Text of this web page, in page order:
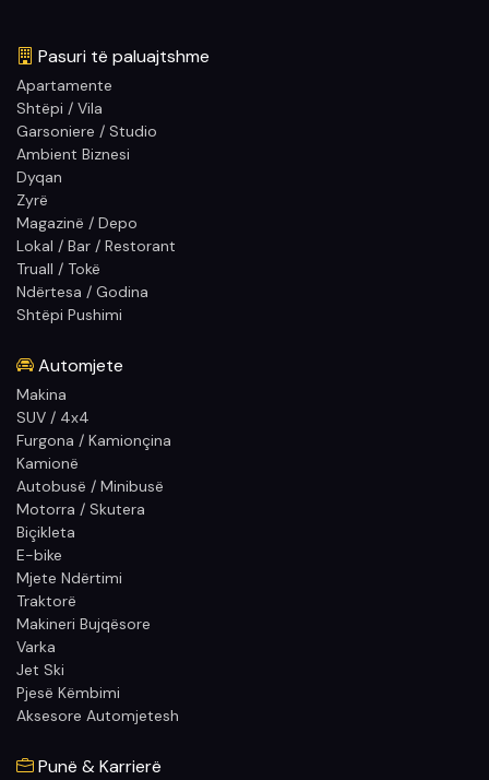
Pasuri të paluajtshme
Apartamente
Shtëpi / Vila
Garsoniere / Studio
Ambient Biznesi
Dyqan
Zyrë
Magazinë / Depo
Lokal / Bar / Restorant
Truall / Tokë
Ndërtesa / Godina
Shtëpi Pushimi
Automjete
Makina
SUV / 4x4
Furgona / Kamionçina
Kamionë
Autobusë / Minibusë
Motorra / Skutera
Biçikleta
E-bike
Mjete Ndërtimi
Traktorë
Makineri Bujqësore
Varka
Jet Ski
Pjesë Këmbimi
Aksesore Automjetesh
Punë & Karrierë